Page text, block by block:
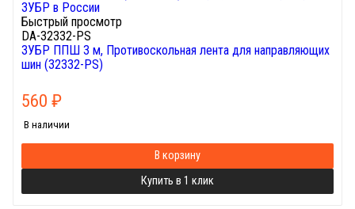
Быстрый просмотр
DA-32332-PS
ЗУБР ППШ 3 м, Противоскольная лента для направляющих
шин (32332-PS)
560 ₽
В наличии
В корзину
Купить в 1 клик